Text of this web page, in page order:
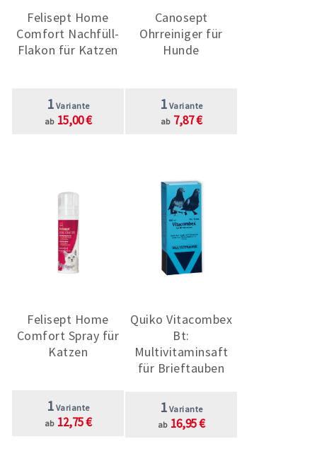
Felisept Home
Comfort Nachfüll-
Flakon für Katzen
1 Variante
ab 15,00 €
Canosept
Ohrreiniger für
Hunde
1 Variante
ab 7,87 €
Felisept Home
Comfort Spray für
Katzen
1 Variante
ab 12,75 €
Quiko Vitacombex
Bt:
Multivitaminsaft
für Brieftauben
1 Variante
ab 16,95 €